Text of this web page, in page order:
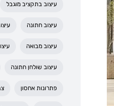
עיצוב בתקציב מוגבל
עיצוב חתונה
עיצוב מבואה
עיצוב שולחן חתונה
פתרונות אחסון